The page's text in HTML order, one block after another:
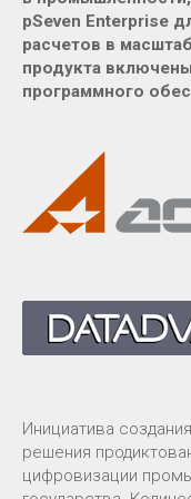
pSeven Enterprise
расчетов в
продукта
программного
Инициатива
решения
цифровизации